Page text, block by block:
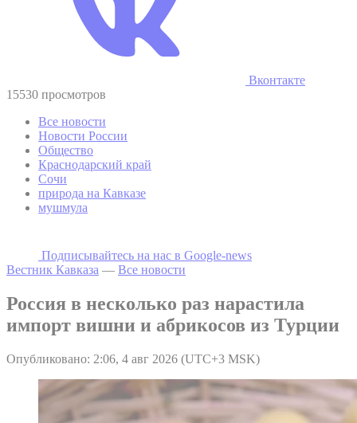
Вконтакте
15530 просмотров
Все новости
Новости России
Общество
Краснодарский край
Сочи
природа на Кавказе
мушмула
Подписывайтесь на наc в Google-news
Вестник Кавказа — Все новости
Россия в несколько раз нарастила
импорт вишни и абрикосов из Турции
Опубликовано: 2:06, 4 авг 2026 (UTC+3 MSK)